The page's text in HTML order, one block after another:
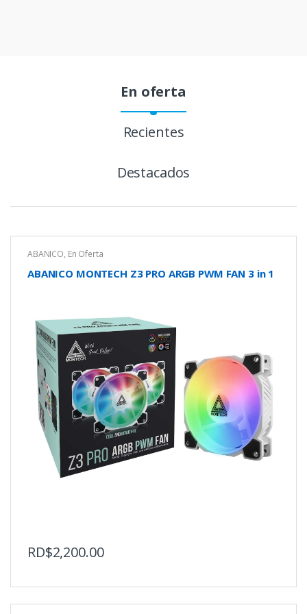
En oferta
Recientes
Destacados
ABANICO, En Oferta
ABANICO MONTECH Z3 PRO ARGB PWM FAN 3 in 1
RD$2,200.00